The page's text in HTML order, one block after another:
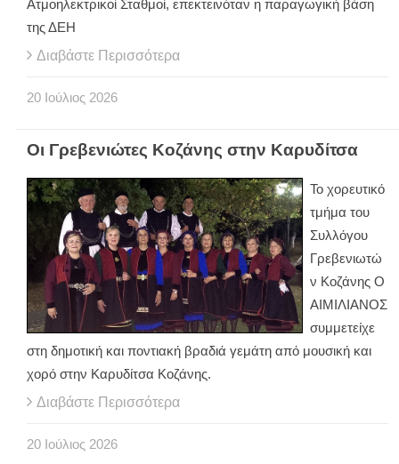
Ατμοηλεκτρικοί Σταθμοί, επεκτεινόταν η παραγωγική βάση
της ΔΕΗ
Διαβάστε Περισσότερα
20 Ιούλιος 2026
Οι Γρεβενιώτες Κοζάνης στην Καρυδίτσα
Το χορευτικό
τμήμα του
Συλλόγου
Γρεβενιωτώ
ν Κοζάνης Ο
ΑΙΜΙΛΙΑΝΟΣ
συμμετείχε
στη δημοτική και ποντιακή βραδιά γεμάτη από μουσική και
χορό στην Καρυδίτσα Κοζάνης.
Διαβάστε Περισσότερα
20 Ιούλιος 2026